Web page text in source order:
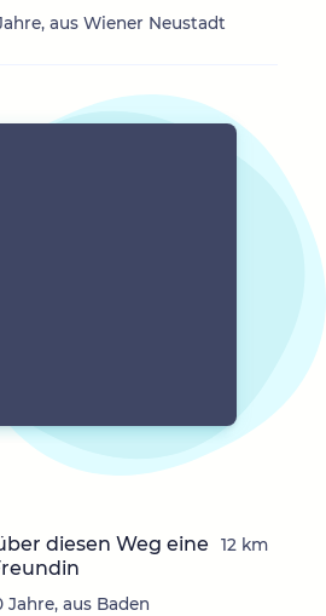
aus Wiener Neustadt
diesen Weg eine
Jahre, aus Baden
12 km